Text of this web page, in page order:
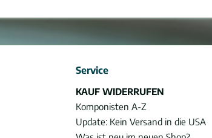
Service
KAUF WIDERRUFEN
Komponisten A-Z
Update: Kein Versand in die USA